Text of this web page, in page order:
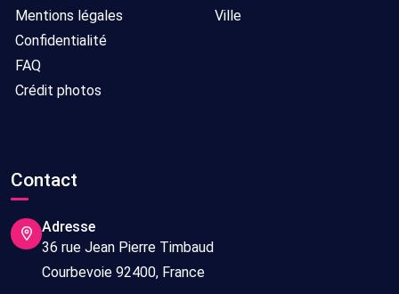
Mentions légales
Confidentialité
FAQ
Crédit photos
Ville
Contact
Adresse
36 rue Jean Pierre Timbaud
Courbevoie 92400, France